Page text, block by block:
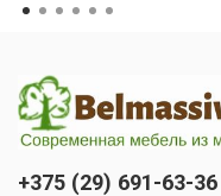
+375 (29) 691-63-36